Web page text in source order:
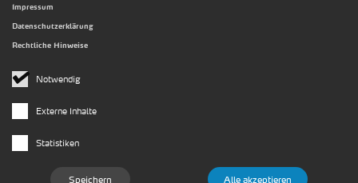
Notwendig
Externe Inhalte
Statistiken
Speichern Alle akzeptieren
Impressum
Datenschutzerklärung
Rechtliche Hinweise